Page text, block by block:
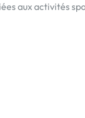
aux activités